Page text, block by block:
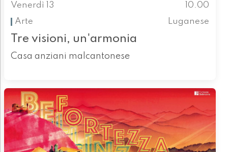
Venerdì 13
10.00
Arte
Luganese
Tre visioni, un'armonia
Casa anziani malcantonese